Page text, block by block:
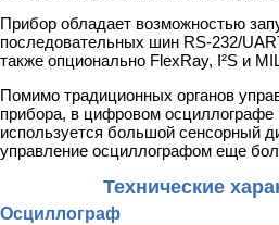
Прибор обладает возможностью
последовательных шин RS-232/
также опционально FlexRay, I²S и
Помимо традиционных органов
прибора, в цифровом осциллографе
используется большой сенсорный
управление осциллографом еще
Технические
Осциллограф